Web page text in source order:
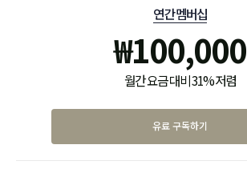
연간 멤버십
₩100,000
월간 요금 대비 31% 저렴
유료 구독하기